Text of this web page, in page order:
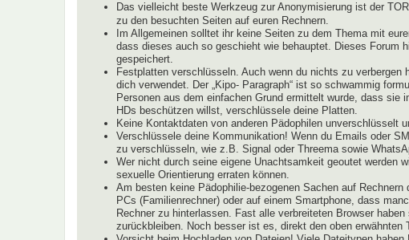
Das vielleicht beste Werkzeug zur Anonymisierung ist der
zu den besuchten Seiten auf euren Rechnern.
Im Allgemeinen solltet ihr keine Seiten zu dem Thema mit
dass dieses auch so geschieht wie behauptet. Dieses Forum
gespeichert.
Festplatten verschlüsseln. Auch wenn du nichts zu
dich verwendet. Der „Kipo- Paragraph“ ist so schwammig
Personen aus dem einfachen Grund ermittelt wurde, dass
HDs beschützen willst, verschlüssele deine Platten.
Keine Kontaktdaten von anderen Pädophilen unverschlüsselt
Verschlüssele deine Kommunikation! Wenn du Emails oder
zu verschlüsseln, wie z.B. Signal oder Threema sowie
Wer nicht durch seine eigene Unachtsamkeit geoutet werden
sexuelle Orientierung erraten können.
Am besten keine Pädophilie-bezogenen Sachen auf
PCs (Familienrechner) oder auf einem Smartphone, dass
Rechner zu hinterlassen. Fast alle verbreiteten Browser
zurückbleiben. Noch besser ist es, direkt den oben erwähnten